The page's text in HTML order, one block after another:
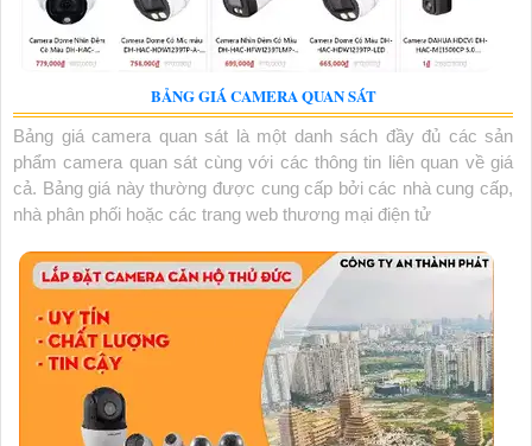
BẢNG GIÁ CAMERA QUAN SÁT
Bảng giá camera quan sát là một danh sách đầy đủ các sản
phẩm camera quan sát cùng với các thông tin liên quan về giá
cả. Bảng giá này thường được cung cấp bởi các nhà cung cấp,
nhà phân phối hoặc các trang web thương mại điện tử